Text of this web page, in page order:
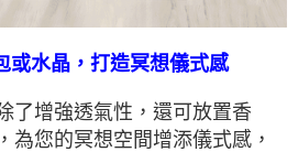
或水晶，打造冥想儀式感
了增強透氣性，還可放置香
為您的冥想空間增添儀式感，